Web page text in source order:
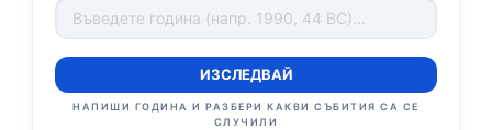
ИЗСЛЕДВАЙ
НАПИШИ ГОДИНА И РАЗБЕРИ КАКВИ СЪБИТИЯ СА СЕ
СЛУЧИЛИ